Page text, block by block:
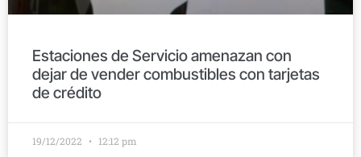
Estaciones de Servicio amenazan con
dejar de vender combustibles con tarjetas
de crédito
19/12/2022 12:12 pm